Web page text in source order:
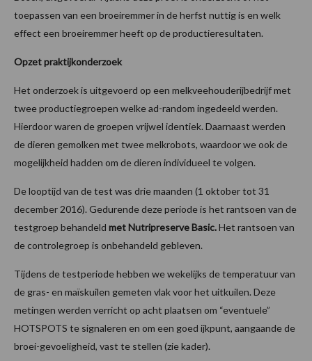
toepassen van een broeiremmer in de herfst nuttig is en welk
effect een broeiremmer heeft op de productieresultaten.
Opzet praktijkonderzoek
Het onderzoek is uitgevoerd op een melkveehouderijbedrijf met
twee productiegroepen welke ad-random ingedeeld werden.
Hierdoor waren de groepen vrijwel identiek. Daarnaast werden
de dieren gemolken met twee melkrobots, waardoor we ook de
mogelijkheid hadden om de dieren individueel te volgen.
De looptijd van de test was drie maanden (1 oktober tot 31
december 2016). Gedurende deze periode is het rantsoen van de
testgroep behandeld metNutripreserve Basic.Het rantsoen van
de controlegroep is onbehandeld gebleven.
Tijdens de testperiode hebben we wekelijks de temperatuur van
de gras- en maïskuilen gemeten vlak voor het uitkuilen. Deze
metingen werden verricht op acht plaatsen om “eventuele”
HOTSPOTS te signaleren en om een goed ijkpunt, aangaande de
broei-gevoeligheid, vast te stellen (zie kader).